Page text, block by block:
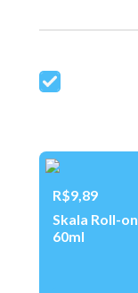
R$9,89
Skala Roll-on
60ml